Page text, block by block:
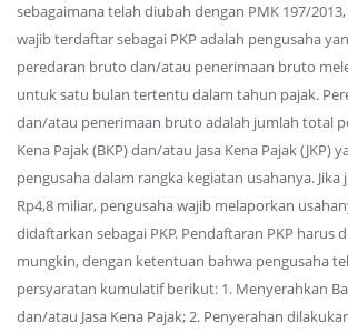
sebagaimana telah diubah dengan PMK 197/
wajib terdaftar sebagai PKP adalah pengusaha
peredaran bruto dan/atau penerimaan bruto
untuk satu bulan tertentu dalam tahun pajak.
dan/atau penerimaan bruto adalah jumlah total
Kena Pajak (BKP) dan/atau Jasa Kena Pajak (JKP)
pengusaha dalam rangka kegiatan usahanya.
Rp4,8 miliar, pengusaha wajib melaporkan
didaftarkan sebagai PKP. Pendaftaran PKP harus
mungkin, dengan ketentuan bahwa pengusaha
persyaratan kumulatif berikut: 1. Menyerahkan
dan/atau Jasa Kena Pajak; 2. Penyerahan